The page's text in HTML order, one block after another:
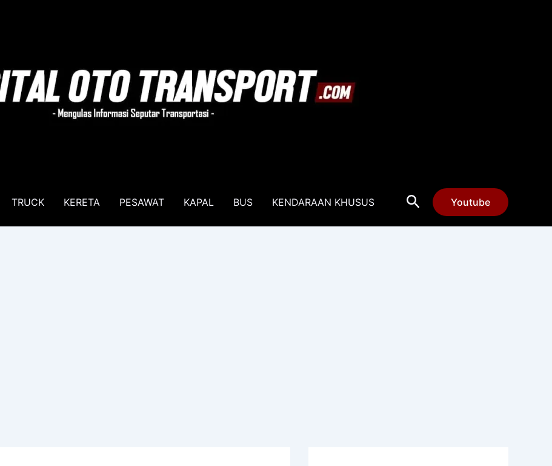
TRUCK KERETA PESAWAT KAPAL BUS KENDARAAN KHUSUS Cari Youtube